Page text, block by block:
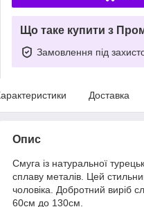
Що таке купити з
Замовлення під
Доставка
Опис
Смуга із натуральної
сплаву металів. Цей
чоловіка. Добротний виріб
60см до 130см.